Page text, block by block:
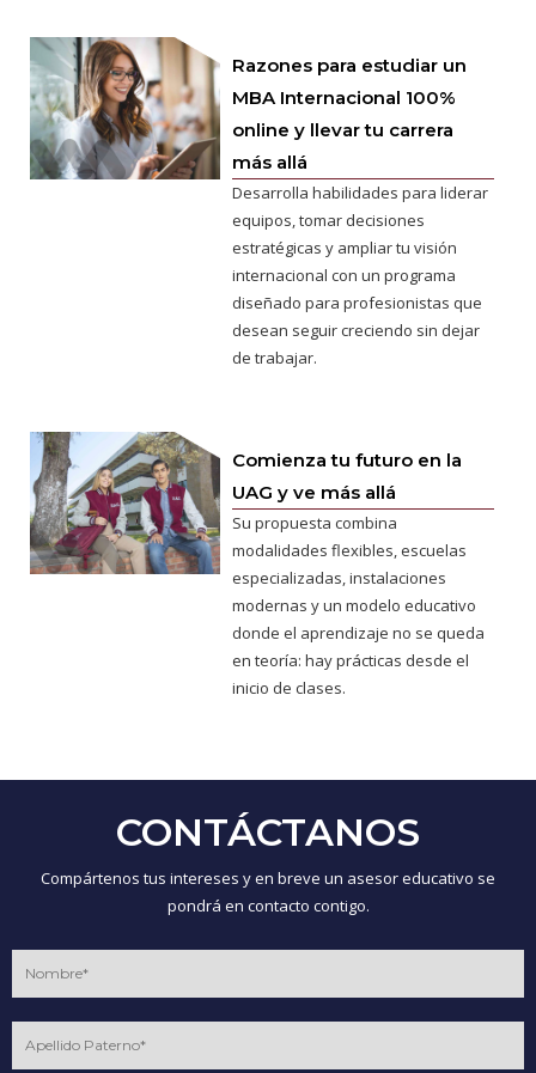
Razones para estudiar un
MBA Internacional 100%
online y llevar tu carrera
más allá
Desarrolla habilidades para liderar
equipos, tomar decisiones
estratégicas y ampliar tu visión
internacional con un programa
diseñado para profesionistas que
desean seguir creciendo sin dejar
de trabajar.
Comienza tu futuro en la
UAG y ve más allá
Su propuesta combina
modalidades flexibles, escuelas
especializadas, instalaciones
modernas y un modelo educativo
donde el aprendizaje no se queda
en teoría: hay prácticas desde el
inicio de clases.
CONTÁCTANOS
Compártenos tus intereses y en breve un asesor educativo se
pondrá en contacto contigo.